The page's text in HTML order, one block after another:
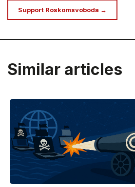
Support Roskomsvoboda →
Similar articles